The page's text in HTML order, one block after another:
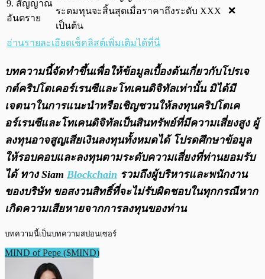
9. สัญญาณ
อันตราย
ระดมทุนจะสิ้นสุดเมื่อราคาถึงระดับ XXX
เป็นต้น
❌
อ่านรายละเอียดเช็คลิสต์เพิ่มเติมได้ที่นี่
บทความนี้จัดทำขึ้นเพื่อให้ข้อมูลเบื้องต้นเกี่ยวกับโปรเจ
กต์คริปโตเคอร์เรนซีและโทเคนดิจิทัลเท่านั้น มิได้มี
เจตนาในการแนะนำหรือเชิญชวนให้ลงทุนคริปโตเค
อร์เรนซีและโทเคนดิจิทัลเป็นสินทรัพย์ที่มีความเสี่ยงสูง ผู้
ลงทุนอาจสูญเสียเงินลงทุนทั้งหมดได้ โปรดศึกษาข้อมูล
ให้รอบคอบและลงทุนตามระดับความเสี่ยงที่ท่านยอมรับ
ได้ ทาง Siam Blockchain รวมถึงผู้บริหารและพนักงาน
ของบริษัท ขอสงวนสิทธิ์ที่จะไม่รับผิดชอบในทุกกรณีหาก
เกิดความเสียหายจากการลงทุนของท่าน
บทความนี้เป็นบทความสปอนเซอร์
MIND of Pepe ($MIND)